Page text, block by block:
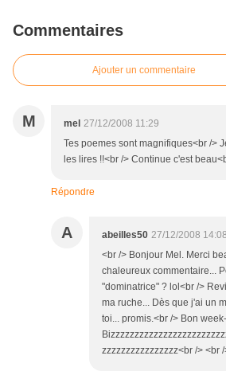
Commentaires
Ajouter un commentaire
M mel 27/12/2008 11:29
Tes poemes sont magnifiques<br />
les lires !!<br /> Continue c'est
Répondre
A abeilles50 27/12/2008 14:08
<br /> Bonjour Mel. Merci
chaleureux commentaire...
"dominatrice" ? lol<br />
ma ruche... Dès que j'ai un
toi... promis.<br /> Bon
zzzzzzzzzzzzzzzz<br /> <br